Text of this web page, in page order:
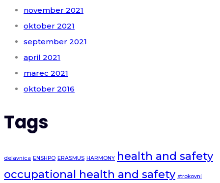
november 2021
oktober 2021
september 2021
april 2021
marec 2021
oktober 2016
Tags
delavnica ENSHPO ERASMUS HARMONY health and safety
occupational health and safety strokovni